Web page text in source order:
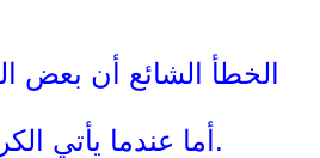
الخطأ الشائع أن بعض
أما عندما يأتي الكريم بعد ترتيب الخطوات، فالإحساس بالراحة يكون مختلفًا، والنتيجة تبدو أكثر انسجامًا.